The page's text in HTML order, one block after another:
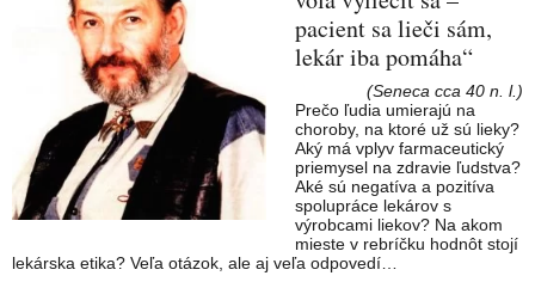
pacient sa lieči sám,
lekár iba pomáha“
(Seneca cca 40 n. l.)
Prečo ľudia umierajú na
choroby, na ktoré už sú lieky?
Aký má vplyv farmaceutický
priemysel na zdravie ľudstva?
Aké sú negatíva a pozitíva
spolupráce lekárov s
výrobcami liekov? Na akom
mieste v rebríčku hodnôt stojí
lekárska etika? Veľa otázok, ale aj veľa odpovedí…